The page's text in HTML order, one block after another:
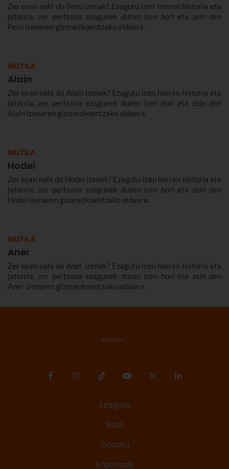
Zer esan nahi du Peru izenak? Ezagutu izen horren historia eta
jatorria, zer pertsona ezagunek duten izen hori eta zein den
Peru izenaren gizonezkoentzako aldaera.
MUTILA
Alain
Zer esan nahi du Alain izenak? Ezagutu izen horren historia eta
jatorria, zer pertsona ezagunek duten izen hori eta zein den
Alain izenaren gizonezkoentzako aldaera.
MUTILA
Hodei
Zer esan nahi du Hodei izenak? Ezagutu izen horren historia eta
jatorria, zer pertsona ezagunek duten izen hori eta zein den
Hodei izenaren gizonezkoentzako aldaera.
MUTILA
Aner
Zer esan nahi du Aner izenak? Ezagutu izen horren historia eta
jatorria, zer pertsona ezagunek duten izen hori eta zein den
Aner izenaren gizonezkoentzako aldaera.
Ezagutu
Ikasi
Gozatu
Enpresak